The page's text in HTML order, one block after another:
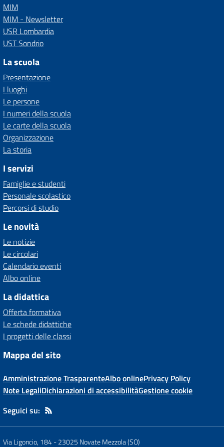
MIM
MIM - Newsletter
USR Lombardia
UST Sondrio
La scuola
Presentazione
I luoghi
Le persone
I numeri della scuola
Le carte della scuola
Organizzazione
La storia
I servizi
Famiglie e studenti
Personale scolastico
Percorsi di studio
Le novità
Le notizie
Le circolari
Calendario eventi
Albo online
La didattica
Offerta formativa
Le schede didattiche
I progetti delle classi
Mappa del sito
Amministrazione TrasparenteAlbo onlinePrivacy Policy
Note LegaliDichiarazioni di accessibilitàGestione cookie
Seguici su:
Via Ligoncio, 184-23025 Novate Mezzola (SO)